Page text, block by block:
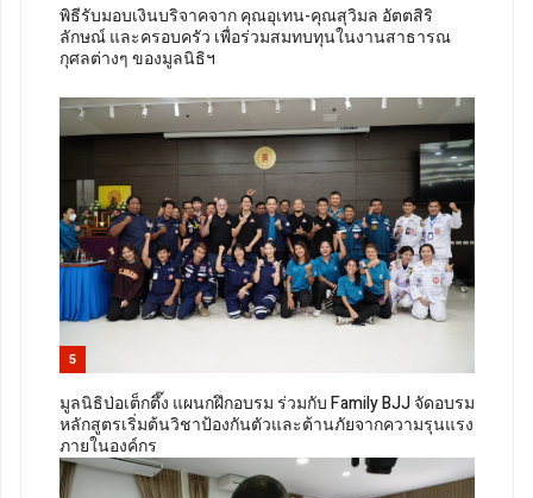
พิธีรับมอบเงินบริจาคจาก คุณอุเทน-คุณสุวิมล อัตตสิริ
ลักษณ์ และครอบครัว เพื่อร่วมสมทบทุนในงานสาธารณ
กุศลต่างๆ ของมูลนิธิฯ
5
มูลนิธิป่อเต็กตึ๊ง แผนกฝึกอบรม ร่วมกับ Family BJJ จัดอบรม
หลักสูตรเริ่มต้นวิชาป้องกันตัวและต้านภัยจากความรุนแรง
ภายในองค์กร